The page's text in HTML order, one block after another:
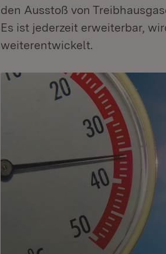
den Ausstoß von
Es ist jederzeit erweiterbar,
weiterentwickelt.